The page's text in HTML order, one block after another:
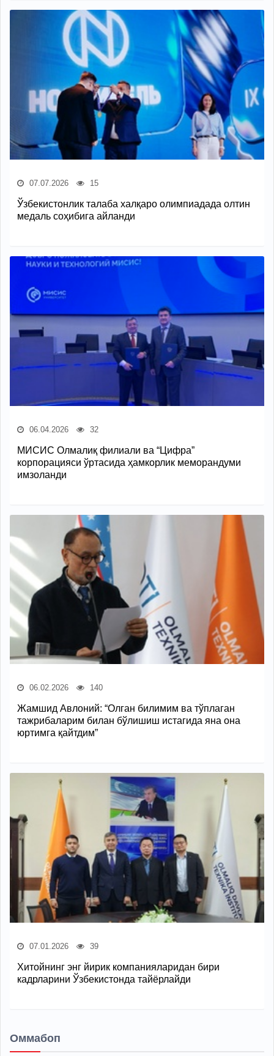
07.07.2026 15
Ўзбекистонлик талаба халқаро олимпиадада олтин
медаль соҳибига айланди
06.04.2026 32
МИСИС Олмалиқ филиали ва “Цифра”
корпорацияси ўртасида ҳамкорлик меморандуми
имзоланди
06.02.2026 140
Жамшид Авлоний: “Олган билимим ва тўплаган
тажрибаларим билан бўлишиш истагида яна она
юртимга қайтдим”
07.01.2026 39
Хитойнинг энг йирик компанияларидан бири
кадрларини Ўзбекистонда тайёрлайди
Оммабоп